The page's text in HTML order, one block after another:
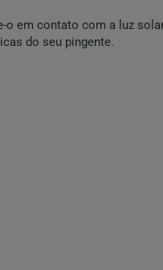
em contato com a luz
do seu pingente.